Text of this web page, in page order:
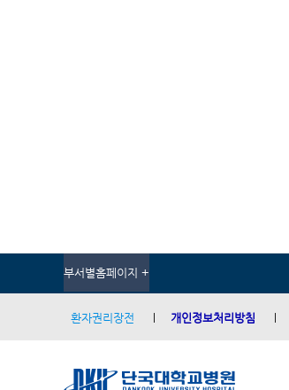
부서별홈페이지 +
환자권리장전 개인정보처리방침